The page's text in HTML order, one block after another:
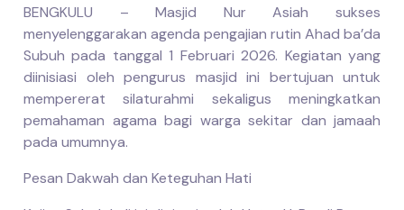
BENGKULU – Masjid Nur Asiah sukses
menyelenggarakan agenda pengajian rutin Ahad ba’da
Subuh pada tanggal 1 Februari 2026. Kegiatan yang
diinisiasi oleh pengurus masjid ini bertujuan untuk
mempererat silaturahmi sekaligus meningkatkan
pemahaman agama bagi warga sekitar dan jamaah
pada umumnya.
Pesan Dakwah dan Keteguhan Hati